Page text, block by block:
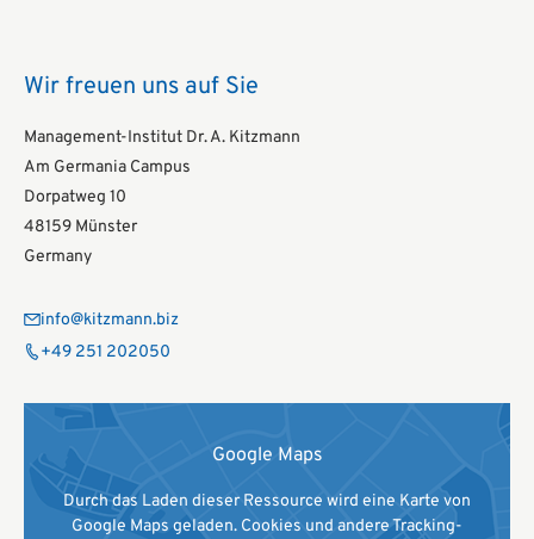
Wir freuen uns auf Sie
Management-Institut Dr. A. Kitzmann
Am Germania Campus
Dorpatweg 10
48159 Münster
Germany
info@kitzmann.biz
+49 251 202050
Google Maps
Durch das Laden dieser Ressource wird eine Karte von
Google Maps geladen. Cookies und andere Tracking-